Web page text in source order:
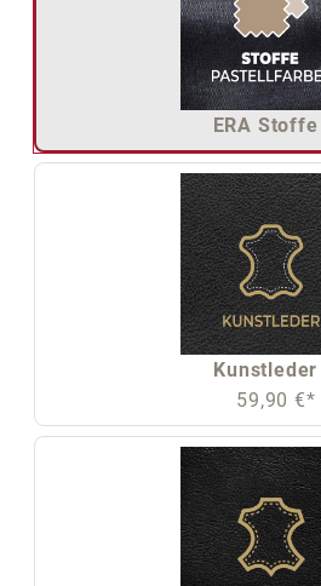
ERA Stoffe
Kunstleder
59,90 €*